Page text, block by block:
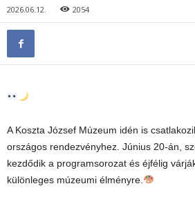
2026.06.12. 2054
A Koszta József Múzeum idén is
országos rendezvényhez. Június 20-án,
kezdődik a programsorozat és éjfélig
különleges múzeumi élményre.